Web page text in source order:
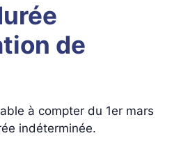
de
à compter du 1er mars
indéterminée.